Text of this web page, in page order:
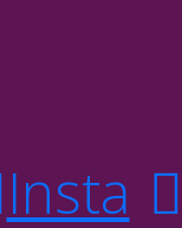
Insta